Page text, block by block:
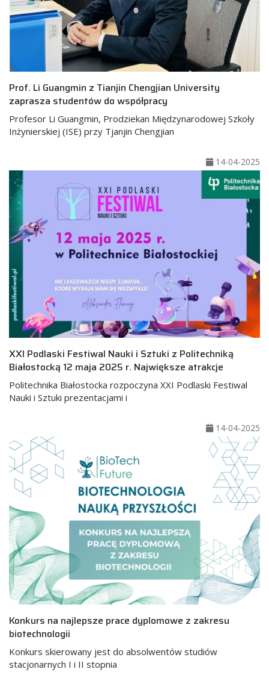
Prof. Li Guangmin z Tianjin Chengjian University
zaprasza studentów do współpracy
Profesor Li Guangmin, Prodziekan Międzynarodowej Szkoły
Inżynierskiej (ISE) przy Tjanjin Chengjian
14-04-2025
XXI Podlaski Festiwal Nauki i Sztuki z Politechniką
Białostocką 12 maja 2025 r. Największe atrakcje
Politechnika Białostocka rozpoczyna XXI Podlaski Festiwal
Nauki i Sztuki prezentacjami i
14-04-2025
Konkurs na najlepsze prace dyplomowe z zakresu
biotechnologii
Konkurs skierowany jest do absolwentów studiów
stacjonarnych I i II stopnia